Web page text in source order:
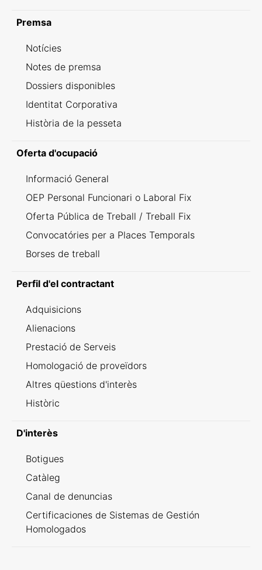
Premsa
Notícies
Notes de premsa
Dossiers disponibles
Identitat Corporativa
Història de la pesseta
Oferta d'ocupació
Informació General
OEP Personal Funcionari o Laboral Fix
Oferta Pública de Treball / Treball Fix
Convocatóries per a Places Temporals
Borses de treball
Perfil d'el contractant
Adquisicions
Alienacions
Prestació de Serveis
Homologació de proveïdors
Altres qüestions d'interès
Històric
D'interès
Botigues
Catàleg
Canal de denuncias
Certificaciones de Sistemas de Gestión
Homologados